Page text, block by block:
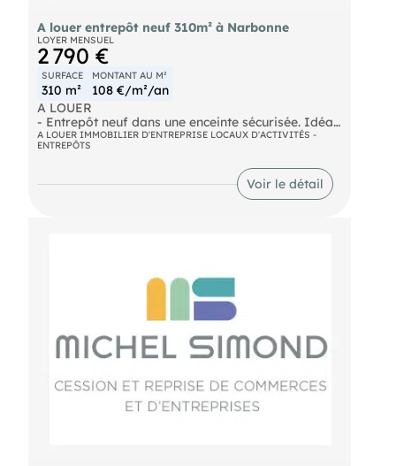
A louer entrepôt neuf 310m² à Narbonne
LOYER MENSUEL
2 790 €
SURFACE
310 m²
MONTANT AU M²
108 €/m²/an
A LOUER
- Entrepôt neuf dans une enceinte sécurisée. Idéal
pour activité de stockage. Accès poids lourds avec
aire de retournement. Porte 3X3 plus accès
piétons. Cinq places de parking attenantes.
Dossier sur demande, nous consulter. Loyer
A LOUER IMMOBILIER D'ENTREPRISE LOCAUX D'ACTIVITÉS -
ENTREPÔTS
Voir le détail